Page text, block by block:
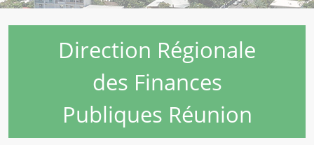
Direction Régionale
des Finances
Publiques Réunion